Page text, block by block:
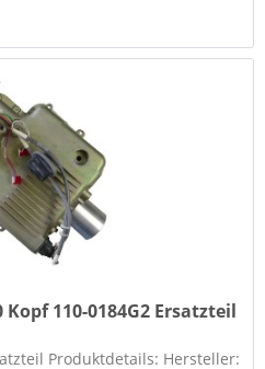
110-0184G2 Ersatzteil
Produktdetails: Hersteller: